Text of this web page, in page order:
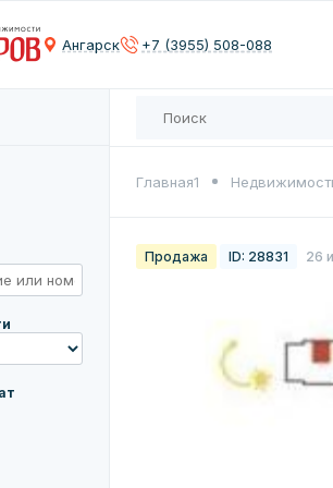
Ангарск +7 (3955) 508-088
Главная1
Продажа ID: 28831 26